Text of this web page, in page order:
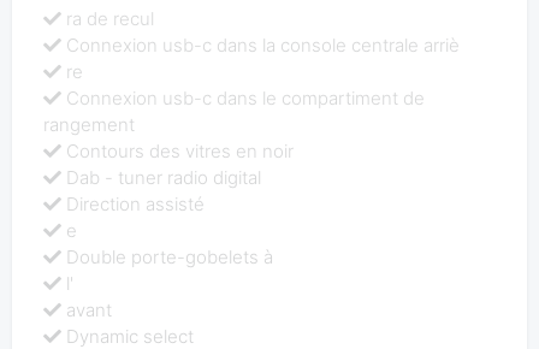
ra de recul
Connexion usb-c dans la console centrale arriè
re
Connexion usb-c dans le compartiment de
rangement
Contours des vitres en noir
Dab - tuner radio digital
Direction assisté
e
Double porte-gobelets à
l'
avant
Dynamic select